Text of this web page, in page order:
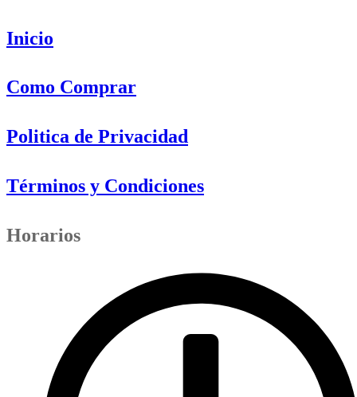
Inicio
Como Comprar
Politica de Privacidad
Términos y Condiciones
Horarios